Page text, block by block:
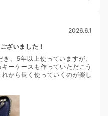
2026.6.1
ざいました！
、5年以上使っていますが、
ーケースも作っていただこう
から長く使っていくのが楽し